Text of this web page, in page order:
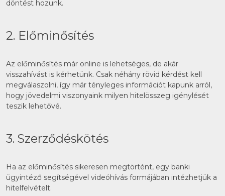
döntést hozunk.
2. Előminősítés
Az előminősítés már online is lehetséges, de akár
visszahívást is kérhetünk. Csak néhány rövid kérdést kell
megválaszolni, így már tényleges információt kapunk arról,
hogy jövedelmi viszonyaink milyen hitelösszeg igénylését
teszik lehetővé.
3. Szerződéskötés
Ha az előminősítés sikeresen megtörtént, egy banki
ügyintéző segítségével videóhívás formájában intézhetjük a
hitelfelvételt.